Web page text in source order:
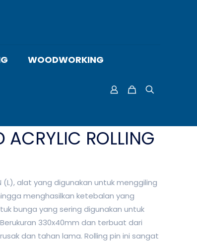
WOODWORKING
ACRYLIC ROLLING
(L), alat yang digunakan untuk menggiling
menghasilkan ketebalan yang
bunga yang sering digunakan untuk
330x40mm dan terbuat dari
dan tahan lama. Rolling pin ini sangat